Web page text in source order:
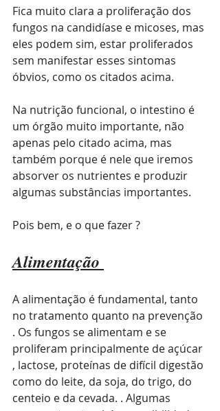
Fica muito clara a proliferação dos
fungos na candidíase e micoses, mas
eles podem sim, estar proliferados
sem manifestar esses sintomas
óbvios, como os citados acima.
Na nutrição funcional, o intestino é
um órgão muito importante, não
apenas pelo citado acima, mas
também porque é nele que iremos
absorver os nutrientes e produzir
algumas substâncias importantes.
Pois bem, e o que fazer ?
Alimentação
A alimentação é fundamental, tanto
no tratamento quanto na prevenção
. Os fungos se alimentam e se
proliferam principalmente de açúcar
, lactose, proteínas de difícil digestão
como do leite, da soja, do trigo, do
centeio e da cevada. . Algumas